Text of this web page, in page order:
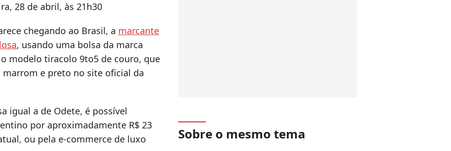
28 de abril, às 21h30
chegando ao Brasil, a marcante
, usando uma bolsa da marca
modelo tiracolo 9to5 de couro, que
e preto no site oficial da
igual a de Odete, é possível
por aproximadamente R$ 23
ou pela e-commerce de luxo
Sobre o mesmo tema